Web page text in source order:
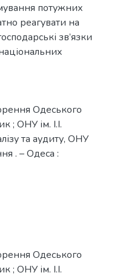
потужних
реагувати на
зв’язки
Одеського
; ОНУ ім. І.І.
та аудиту, ОНУ
. – Одеса :
Одеського
; ОНУ ім. І.І.